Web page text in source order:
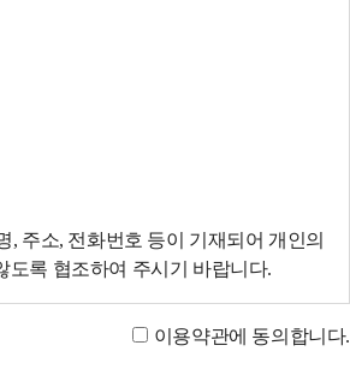
주소, 전화번호 등이 기재되어 개인의
도록 협조하여 주시기 바랍니다.
이용약관에 동의합니다.